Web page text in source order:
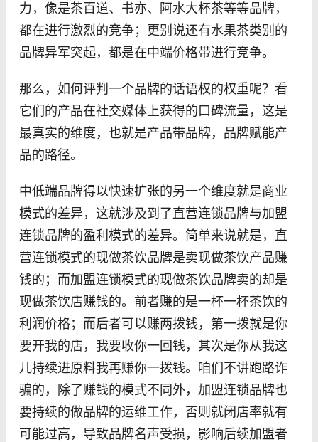
力，像是茶百道、书亦、阿水大杯茶等等品牌，
都在进行激烈的竞争；更别说还有水果茶类别的
品牌异军突起，都是在中端价格带进行竞争。
那么，如何评判一个品牌的话语权的权重呢？看
它们的产品在社交媒体上获得的口碑流量，这是
最真实的维度，也就是产品带品牌，品牌赋能产
品的路径。
中低端品牌得以快速扩张的另一个维度就是商业
模式的差异，这就涉及到了直营连锁品牌与加盟
连锁品牌的盈利模式的差异。简单来说就是，直
营连锁模式的现做茶饮品牌是卖现做茶饮产品赚
钱的；而加盟连锁模式的现做茶饮品牌卖的却是
现做茶饮店赚钱的。前者赚的是一杯一杯茶饮的
利润价格；而后者可以赚两拨钱，第一拨就是你
要开我的店，我要收你一回钱，其次是你从我这
儿持续进原料我再赚你一拨钱。咱们不讲跑路诈
骗的，除了赚钱的模式不同外，加盟连锁品牌也
要持续的做品牌的运维工作，否则就闭店率就有
可能过高，导致品牌名声受损，影响后续加盟者